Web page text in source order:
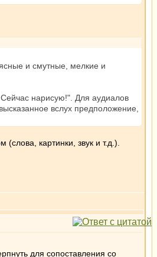
и смутные, мелкие и
нарисую!". Для аудиалов
вслух предположение,
картинки, звук и т.д.).
для сопоставления со